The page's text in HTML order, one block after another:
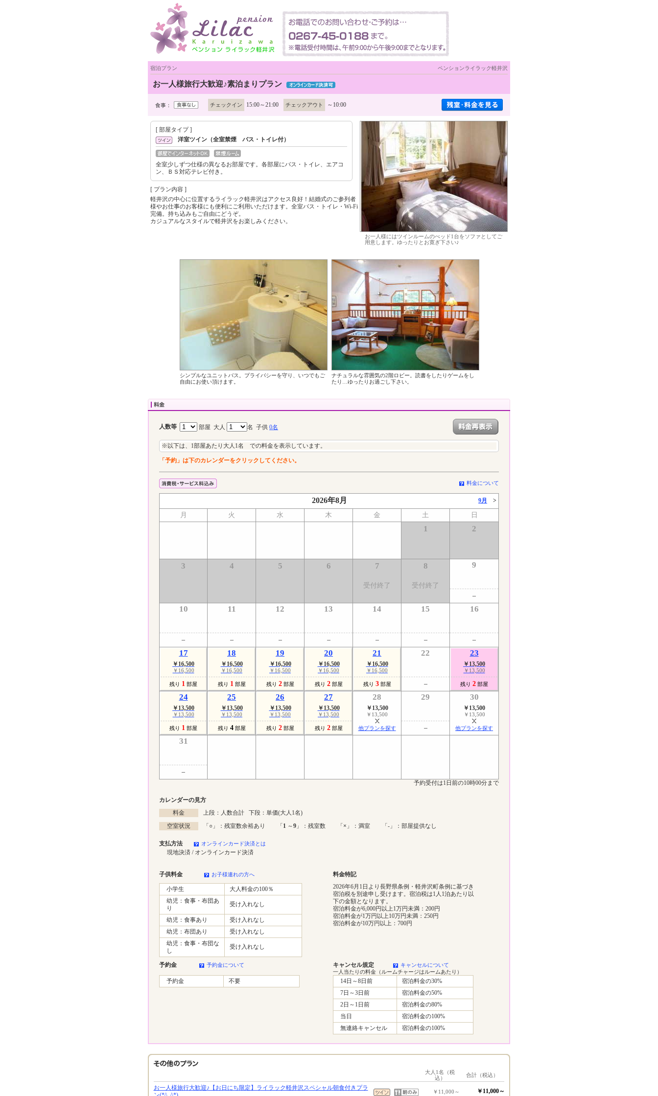
宿泊プラン ペンションライラック軽井沢
お一人様旅行大歓迎♪素泊まりプラン
食事： チェックイン 15:00～21:00 チェックアウト ～10:00
[ 部屋タイプ ]
洋室ツイン（全室禁煙 バス・トイレ付）
全室少しずつ仕様の異なるお部屋です。各部屋にバス・トイレ、エアコ
ン、ＢＳ対応テレビ付き。
お一人様にはツインルームのべッド1台をソファとしてご
用意します。ゆったりとお寛ぎ下さい♪
[ プラン内容 ]
軽井沢の中心に位置するライラック軽井沢はアクセス良好！結婚式のご参列者
様やお仕事のお客様にも便利にご利用いただけます。全室バス・トイレ・Wi-Fi
完備。持ち込みもご自由にどうぞ。
カジュアルなスタイルで軽井沢をお楽しみください。
シンプルなユニットバス。プライバシーを守り、いつでもご
自由にお使い頂けます。
ナチュラルな雰囲気の2階ロビー。読書をしたりゲームをし
たり…ゆったりお過ごし下さい。
人数等 部屋 大人 名 子供 0名
※以下は、1部屋あたり大人1名 での料金を表示しています。
「予約」は下のカレンダーをクリックしてください。
料金について
2026年8月 9月 >
月 火 水 木 金 土 日
1 2
3 4 5 6 7
受付終了
8
受付終了
9
10 11 12 13 14 15 16
17
￥16,500
￥16,500
残り 1 部屋
18
￥16,500
￥16,500
残り 1 部屋
19
￥16,500
￥16,500
残り 2 部屋
20
￥16,500
￥16,500
残り 2 部屋
21
￥16,500
￥16,500
残り 3 部屋
22 23
￥13,500
￥13,500
残り 2 部屋
24
￥13,500
￥13,500
残り 1 部屋
25
￥13,500
￥13,500
残り 4 部屋
26
￥13,500
￥13,500
残り 2 部屋
27
￥13,500
￥13,500
残り 2 部屋
28
￥13,500
￥13,500
他プランを探す
29 30
￥13,500
￥13,500
他プランを探す
31
予約受付は1日前の10時00分まで
カレンダーの見方
料金
上段：人数合計 下段：単価(大人1名)
空室状況
「 ○ 」：残室数余裕あり 「 1 ～9 」：残室数 「 × 」：満室 「-」：部屋提供なし
支払方法 オンラインカード決済とは
現地決済 / オンラインカード決済
子供料金 お子様連れの方へ 料金特記
小学生
大人料金の100％
幼児：食事・布団あ
り
受け入れなし
幼児：食事あり
受け入れなし
幼児：布団あり
受け入れなし
幼児：食事・布団な
し
受け入れなし
2026年6月1日より長野県条例・軽井沢町条例に基づき
宿泊税を別途申し受けます。宿泊税は1人1泊あたり以
下の金額となります。
宿泊料金が6,000円以上1万円未満：200円
宿泊料金が1万円以上10万円未満：250円
宿泊料金が10万円以上：700円
予約金 予約金について キャンセル規定
キャンセルについて
一人当たりの料金（ルームチャージはルームあたり）
予約金 不要 14日～8日前
宿泊料金の30%
7日～3日前
宿泊料金の50%
2日～1日前
宿泊料金の80%
当日
宿泊料金の100%
無連絡キャンセル
宿泊料金の100%
大人1名（税
込）
合計（税込）
お一人様旅行大歓迎♪【お日にち限定】ライラック軽井沢スペシャル朝食付きプラ
￥11,000～ ￥11,000～